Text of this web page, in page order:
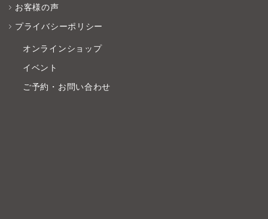
お客様の声
プライバシーポリシー
オンラインショップ
イベント
ご予約・お問い合わせ